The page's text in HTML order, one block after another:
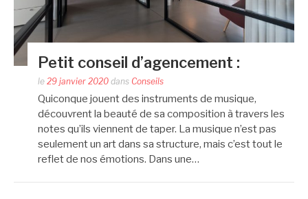
Petit conseil d’agencement :
le 29 janvier 2020 dans Conseils
Quiconque jouent des instruments de musique,
découvrent la beauté de sa composition à travers les
notes qu’ils viennent de taper. La musique n’est pas
seulement un art dans sa structure, mais c’est tout le
reflet de nos émotions. Dans une…